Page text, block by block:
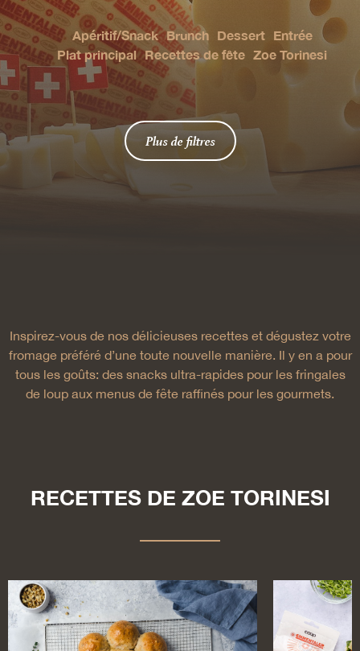
Apéritif/Snack Brunch Dessert
Entrée
Plat principal Recettes de fête Zoe Torinesi
Plus de filtres
Inspirez-vous de nos délicieuses recettes et dégustez votre
fromage préféré d’une toute nouvelle manière. Il y en a pour
tous les goûts: des snacks ultra-rapides pour les fringales
de loup aux menus de fête raffinés pour les gourmets.
RECETTES DE ZOE TORINESI